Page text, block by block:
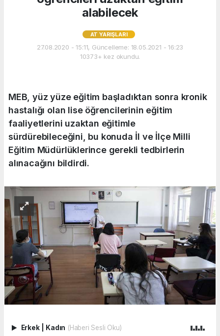
alabilecek
AT YARIŞLARI
27.08.2020 - 15:11, Güncelleme: 18.05.2021 - 16:23
10373+ kez okundu.
MEB, yüz yüze eğitim başladıktan sonra kronik
hastalığı olan lise öğrencilerinin eğitim
faaliyetlerini uzaktan eğitimle
sürdürebileceğini, bu konuda İl ve İlçe Milli
Eğitim Müdürlüklerince gerekli tedbirlerin
alınacağını bildirdi.
Erkek Kadın (Haberi Sesli Oku)